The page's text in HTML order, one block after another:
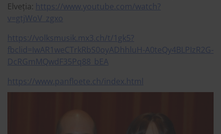
Elveția: https://www.youtube.com/watch?
v=gtjWoV_zgxo
https://volksmusik.mx3.ch/t/1gk5?
fbclid=IwAR1weCTrkRbS0oyADhhluH-A0teQy4BLPIzR2G-
DcRGmMQwdF35Pq88_bEA
https://www.panfloete.ch/index.html